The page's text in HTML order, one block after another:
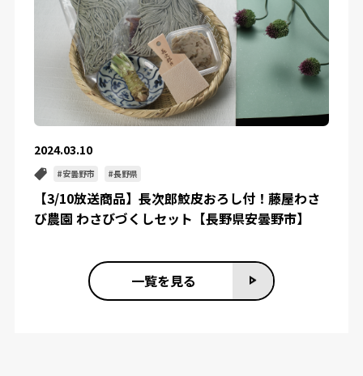
2024.03.10
安曇野市 長野県
【3/10放送商品】長次郎鮫皮おろし付！藤屋わさ
び農園 わさびづくしセット【長野県安曇野市】
一覧を見る